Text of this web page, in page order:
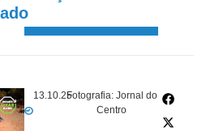
13.10.25Fotografia: Jornal do
Centro